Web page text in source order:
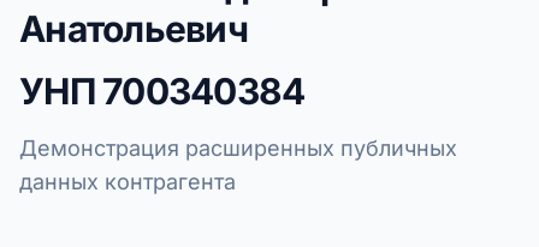
Анатольевич
УНП700340384
Демонстрация расширенных публичных
данных контрагента